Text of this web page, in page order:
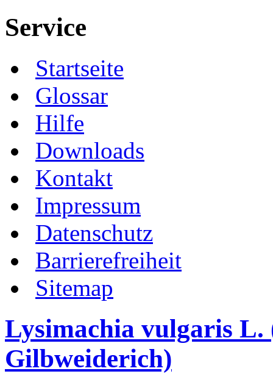
Service
Startseite
Glossar
Hilfe
Downloads
Kontakt
Impressum
Datenschutz
Barrierefreiheit
Sitemap
Lysimachia vulgaris L.
Gilbweiderich)